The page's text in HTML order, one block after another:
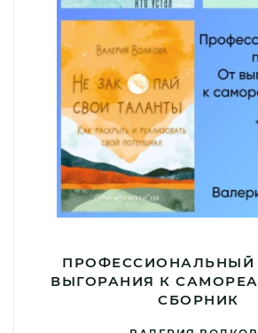
ПРОФЕССИОНАЛЬНЫЙ
ВЫГОРАНИЯ К
СБОРНИК